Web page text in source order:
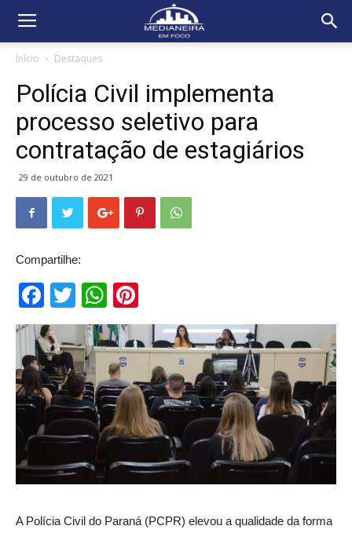
Início Destaques
Polícia Civil implementa
processo seletivo para
contratação de estagiários
29 de outubro de 2021
Compartilhe:
Facebook
TwitterWhatsApp
A Polícia Civil do Paraná (PCPR) elevou a qualidade da forma